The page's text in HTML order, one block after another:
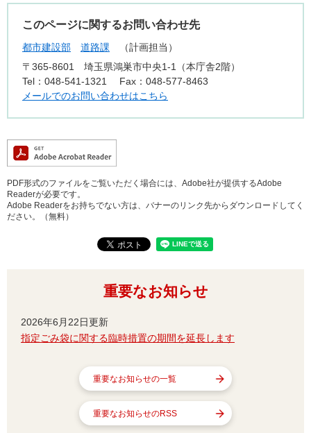
このページに関するお問い合わせ先
都市建設部 道路課
計画担当
〒365-8601
埼玉県鴻巣市中央1-1（本庁舎2階）
Tel：048-541-1321
Fax：048-577-8463
メールでのお問い合わせはこちら
PDF形式のファイルをご覧いただく場合には、Adobe社が提供するAdobe
Readerが必要です。
Adobe Readerをお持ちでない方は、バナーのリンク先からダウンロードしてく
ださい。（無料）
重要なお知らせ
2026年6月22日更新
指定ごみ袋に関する臨時措置の期間を延長します
重要なお知らせの一覧
重要なお知らせのRSS